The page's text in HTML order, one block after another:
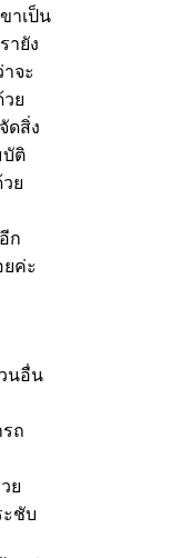
าเป็น
ายัง
จะ
ย
ดสิ่ง
บัติ
ย
ก
ค่ะ
นอื่น
ถ
ย
ชับ